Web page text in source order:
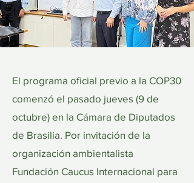
El programa oficial previo a la COP30
comenzó el pasado jueves (9 de
octubre) en la Cámara de Diputados
de Brasilia. Por invitación de la
organización ambientalista
Fundación Caucus Internacional para